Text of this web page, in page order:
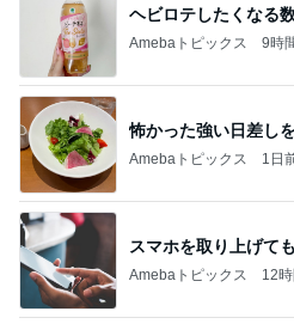
ヘビロテしたくなる
Amebaトピックス 9時
怖かった強い日差し
Amebaトピックス 1日
スマホを取り上げて
Amebaトピックス 12